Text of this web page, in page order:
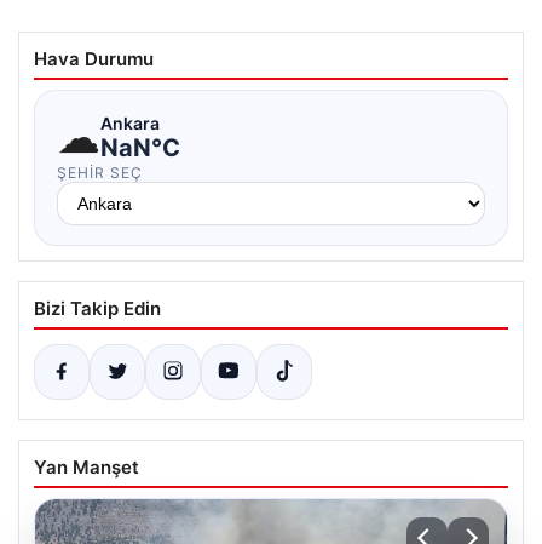
Hava Durumu
☁Ankara
NaN°C
ŞEHIR SEÇ
Bizi Takip Edin
Yan Manşet